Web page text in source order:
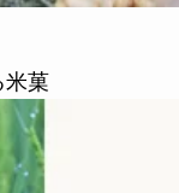
米菓